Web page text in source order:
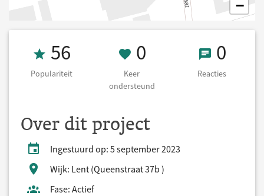
−
Populariteit 56
56
Populariteit
0 Keer
0
Keer
ondersteund
0 0
Reacties
Over dit project
Ingestuurd op: 5 september 2023
Wijk: Lent (Queenstraat 37b )
Fase: Actief